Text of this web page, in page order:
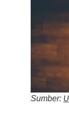
Sumber: